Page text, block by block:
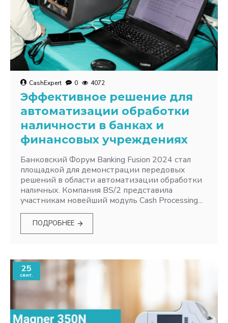
CashExpert 0 4072
Эффективное решение для
автоматизации обработки
наличности в банках и
финансовых учреждениях
Банковский Форум Banking Fusion 2024 стал
площадкой для демонстрации передовых
решений в области автоматизации обработки
наличных. Компания BS/2 представила
участникам новейший модуль Cash Processing...
ПОДРОБНЕЕ
25
сент.